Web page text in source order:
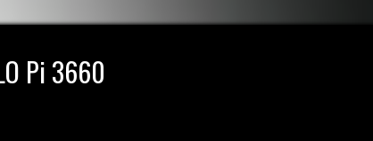
Pi 3660